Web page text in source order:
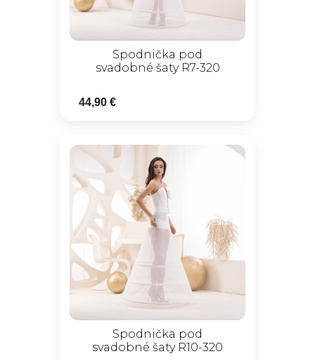
Spodnička pod
svadobné šaty R7-320
44,90 €
Spodnička pod
svadobné šaty R10-320